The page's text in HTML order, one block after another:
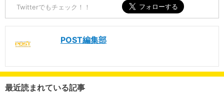
Twitterでもチェック！！
POST編集部
最近読まれている記事